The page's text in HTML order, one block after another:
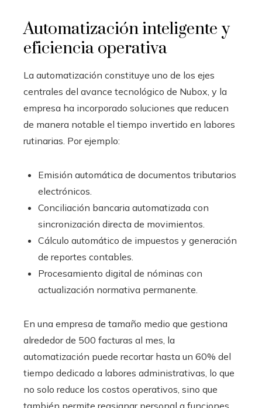
Automatización inteligente y
eficiencia operativa
La automatización constituye uno de los ejes
centrales del avance tecnológico de Nubox, y la
empresa ha incorporado soluciones que reducen
de manera notable el tiempo invertido en labores
rutinarias. Por ejemplo:
Emisión automática de documentos tributarios
electrónicos.
Conciliación bancaria automatizada con
sincronización directa de movimientos.
Cálculo automático de impuestos y generación
de reportes contables.
Procesamiento digital de nóminas con
actualización normativa permanente.
En una empresa de tamaño medio que gestiona
alrededor de 500 facturas al mes, la
automatización puede recortar hasta un 60% del
tiempo dedicado a labores administrativas, lo que
no solo reduce los costos operativos, sino que
también permite reasignar personal a funciones